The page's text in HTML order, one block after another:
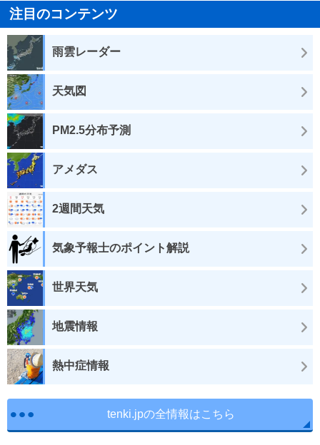
注目のコンテンツ
雨雲レーダー
天気図
PM2.5分布予測
アメダス
2週間天気
気象予報士のポイント解説
世界天気
地震情報
熱中症情報
tenki.jpの全情報はこちら